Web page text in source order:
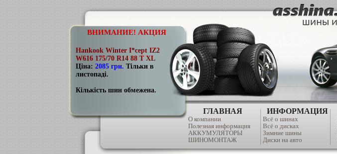
ВНИМАНИЕ! АКЦИЯ
Hankook Winter I*cept IZ2
W616 175/70 R14 88 T XL
Ціна: 2085 грн. Тільки в
листопаді.
Кількість шин обмежена.
ГЛАВНАЯ
О компании
Полезная информация
АККУМУЛЯТОРЫ
ШИНОМОНТАЖ
ИНФОРМАЦИЯ
Всё о шинах
Всё о дисках
Зимние шины
Диски на авто